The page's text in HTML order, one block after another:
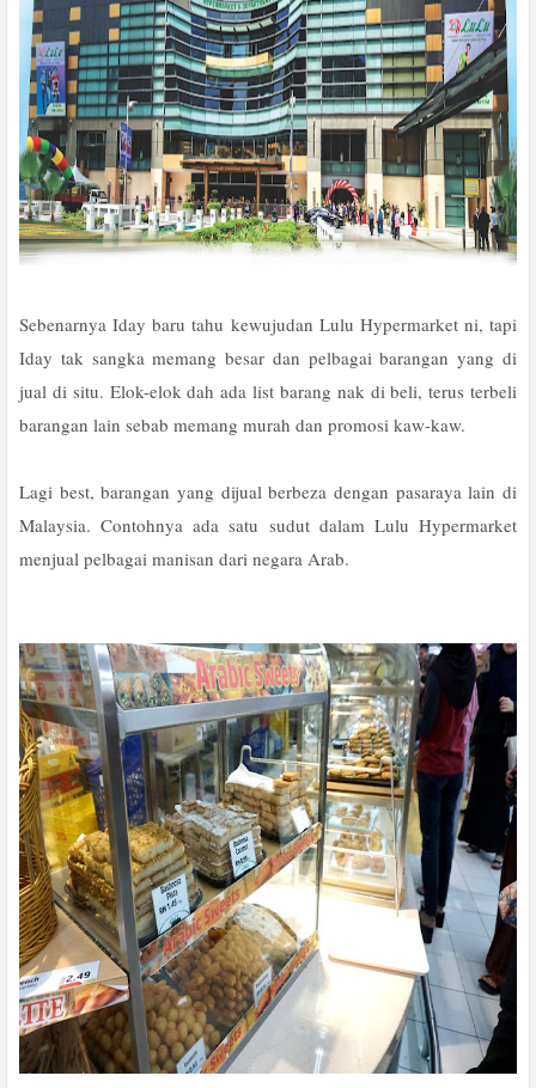
Sebenarnya Iday baru tahu kewujudan Lulu Hypermarket ni, tapi
Iday tak sangka memang besar dan pelbagai barangan yang di
jual di situ. Elok-elok dah ada list barang nak di beli, terus terbeli
barangan lain sebab memang murah dan promosi kaw-kaw.
Lagi best, barangan yang dijual berbeza dengan pasaraya lain di
Malaysia. Contohnya ada satu sudut dalam Lulu Hypermarket
menjual pelbagai manisan dari negara Arab.